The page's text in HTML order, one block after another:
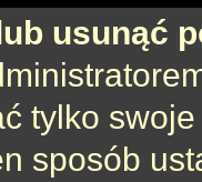
usunąć
tylko
sposób